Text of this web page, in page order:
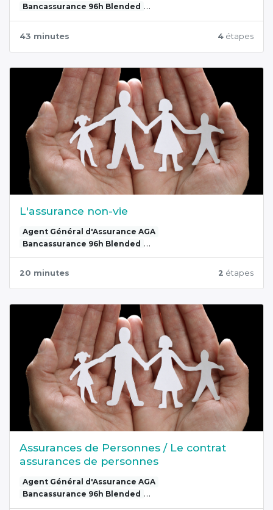
Bancassurance 96h Blended
L'assurance de personnes
43 minutes
4 étapes
L'assurance non-vie
Agent Général d'Assurance AGA
Bancassurance 96h Blended
L'assurance de personnes
20 minutes
2 étapes
Assurances de Personnes / Le contrat
assurances de personnes
Agent Général d'Assurance AGA
Bancassurance 96h Blended
L'assurance de personnes